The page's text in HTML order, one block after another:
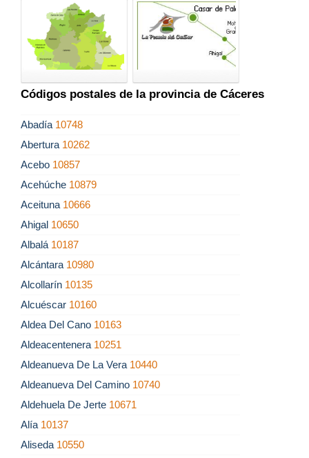
Códigos postales de la provincia de Cáceres
Abadía 10748
Abertura 10262
Acebo 10857
Acehúche 10879
Aceituna 10666
Ahigal 10650
Albalá 10187
Alcántara 10980
Alcollarín 10135
Alcuéscar 10160
Aldea Del Cano 10163
Aldeacentenera 10251
Aldeanueva De La Vera 10440
Aldeanueva Del Camino 10740
Aldehuela De Jerte 10671
Alía 10137
Aliseda 10550